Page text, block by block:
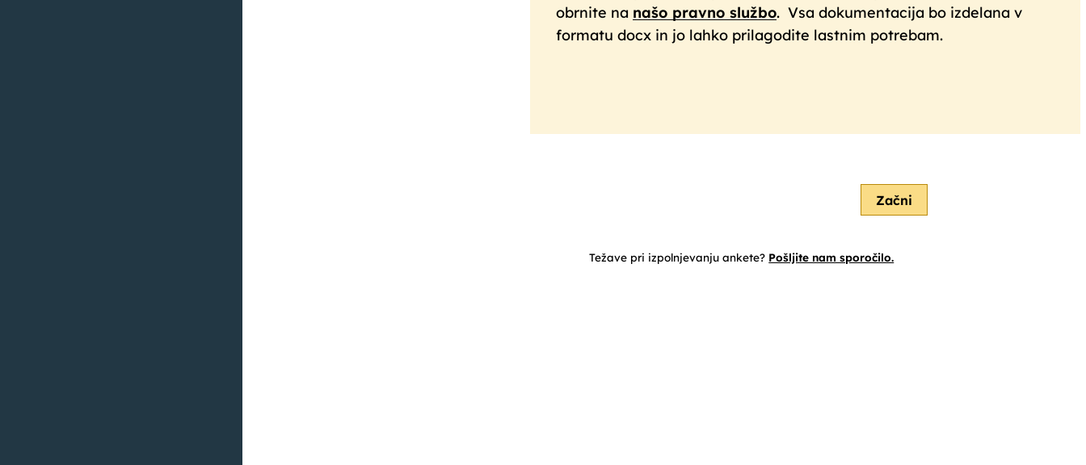
obrnite na našo pravno službo. Vsa dokumentacija bo izdelana v
formatu docx in jo lahko prilagodite lastnim potrebam.
Začni
Težave pri izpolnjevanju ankete? Pošljite nam sporočilo.